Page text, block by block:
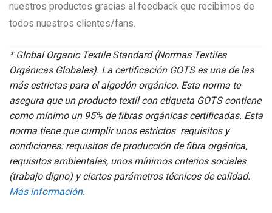
nuestros productos gracias al feedback que recibimos de
todos nuestros clientes/fans.
* Global Organic Textile Standard (Normas Textiles
Orgánicas Globales). La certificación GOTS es una de las
más estrictas para el algodón orgánico. Esta norma te
asegura que un producto textil con etiqueta GOTS contiene
como mínimo un 95% de fibras orgánicas certificadas. Esta
norma tiene que cumplir unos estrictos requisitos y
condiciones: requisitos de producción de fibra orgánica,
requisitos ambientales, unos mínimos criterios sociales
(trabajo digno) y ciertos parámetros técnicos de calidad.
Más información.